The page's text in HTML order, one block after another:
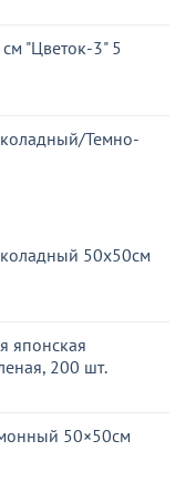
"Цветок-3" 5
Темно-
50x50см
японская
200 шт.
50×50см